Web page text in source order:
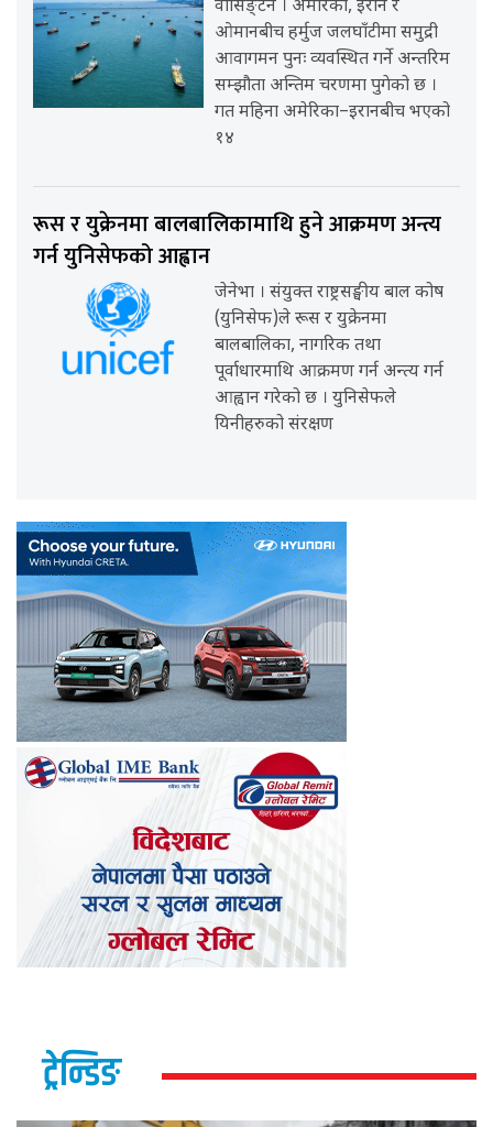
वासिङ्टन । अमेरिका, इरान र
ओमानबीच हर्मुज जलघाँटीमा समुद्री
आवागमन पुनः व्यवस्थित गर्ने अन्तरिम
सम्झौता अन्तिम चरणमा पुगेको छ ।
गत महिना अमेरिका–इरानबीच भएको
१४
रूस र युक्रेनमा बालबालिकामाथि हुने आक्रमण अन्त्य
गर्न युनिसेफको आह्वान
जेनेभा । संयुक्त राष्ट्रसङ्घीय बाल कोष
(युनिसेफ)ले रूस र युक्रेनमा
बालबालिका, नागरिक तथा
पूर्वाधारमाथि आक्रमण गर्न अन्त्य गर्न
आह्वान गरेको छ । युनिसेफले
यिनीहरुको संरक्षण
ट्रेन्डिङ